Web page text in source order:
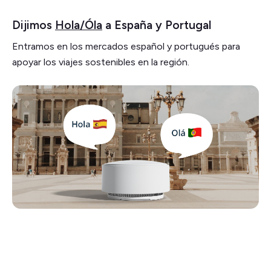
Dijimos Hola/Óla a España y Portugal
Entramos en los mercados español y portugués para
apoyar los viajes sostenibles en la región.